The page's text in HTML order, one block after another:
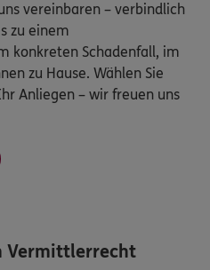
vereinbaren – verbindlich
zu einem
konkreten Schadenfall, im
zu Hause. Wählen Sie
Anliegen – wir freuen uns
Vermittlerrecht